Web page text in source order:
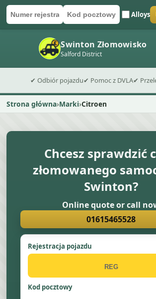
Numer
Kod pocztowyAlloys
Wyślij formularz wyceny
Swinton Złomowisko
Salford District
✔ Odbiór pojazdu✔ Pomoc z DVLA✔
Strona główna Marki Citroen
Chcesz sprawdzić
złomowanego
Swinton?
Online quote or call
01615465528
Rejestracja pojazdu
Kod pocztowy